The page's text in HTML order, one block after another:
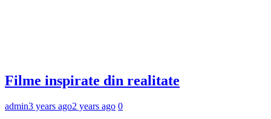
Filme inspirate din realitate
admin3 years ago2 years ago 0